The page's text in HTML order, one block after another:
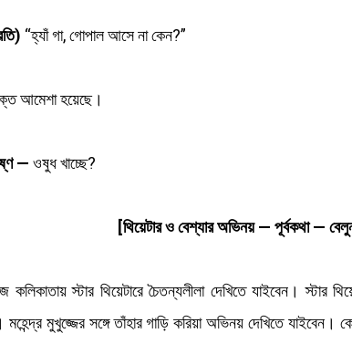
“হ্যাঁ গা, গোপাল আসে না কেন?”
আমেশা হয়েছে।
— ওষুধ খাচ্ছে?
[থিয়েটার ও বেশ্যার অভিনয় — পূর্বকথা —
স্টার থিয়েটারে চৈতন্যলীলা দেখিতে যাইবেন। স্টার
মহেন্দ্র মুখুজ্জের সঙ্গে তাঁহার গাড়ি করিয়া অভিনয় দেখিতে